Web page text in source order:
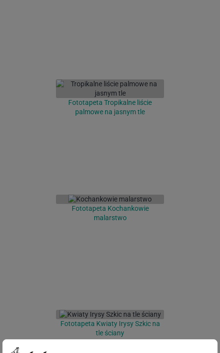
Fototapeta Tropikalne liście
palmowe na jasnym tle
Fototapeta Kochankowie
malarstwo
Fototapeta Kwiaty Irysy Szkic na
tle ściany